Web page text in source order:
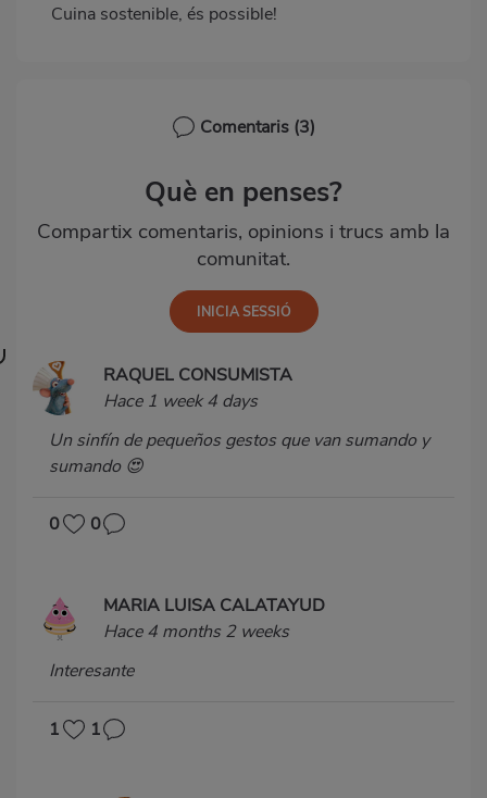
Cuina sostenible, és possible!
Comentaris (3)
Què en penses?
Compartix comentaris, opinions i trucs amb la
comunitat.
RAQUEL CONSUMISTA
Hace 1 week 4 days
Un sinfín de pequeños gestos que van sumando y
sumando 😍
0 0
MARIA LUISA CALATAYUD
Hace 4 months 2 weeks
Interesante
1 1